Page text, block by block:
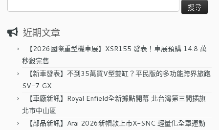
尋
鍵
近期文章
【2026國際重型機車展】XSR155 發表！車展預購 14.8 萬
秒殺完售
【新車發表】不到35萬買V型雙缸？平民版的多功能跨界旅跑
SV-7 GX
【車廠新訊】Royal Enfield全新據點開幕 北台灣第三間插旗
北市中山區
【部品新訊】Arai 2026新帽款上市X-SNC 輕量化全罩運動